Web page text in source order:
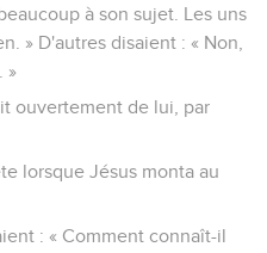
à son sujet. Les uns
» D'autres disaient : « Non,
»
ouvertement de lui, par
lorsque Jésus monta au
: « Comment connaît-il